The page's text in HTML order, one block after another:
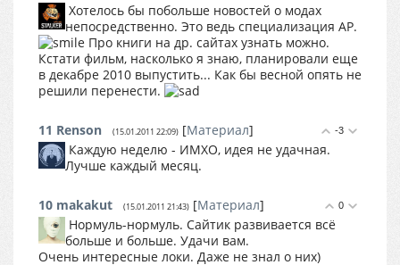
Хотелось бы побольше новостей о модах
непосредственно. Это ведь специализация AР.
Про книги на др. сайтах узнать можно.
Кстати фильм, насколько я знаю, планировали еще
в декабре 2010 выпустить... Как бы весной опять не
решили перенести.
-3
11 Renson (15.01.2011 22:09) [Материал]
Каждую неделю - ИМХО, идея не удачная.
Лучше каждый месяц.
0
10 makakut (15.01.2011 21:43) [Материал]
Нормуль-нормуль. Сайтик развивается всё
больше и больше. Удачи вам.
Очень интересные локи. Даже не знал о них)